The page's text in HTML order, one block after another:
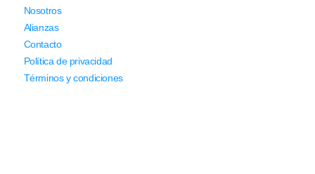
Nosotros
Alianzas
Contacto
Política de privacidad
Términos y condiciones